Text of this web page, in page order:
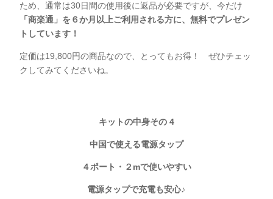
ため、通常は30日間の使用後に返品が必要ですが、今だけ
「商楽通」を６か月以上ご利用される方に、無料でプレゼン
トしています！
定価は19,800円の商品なので、とってもお得！ ぜひチェッ
クしてみてくださいね。
キットの中身その 4
中国で使える電源タップ
４ポート・２mで使いやすい
電源タップで充電も安心♪